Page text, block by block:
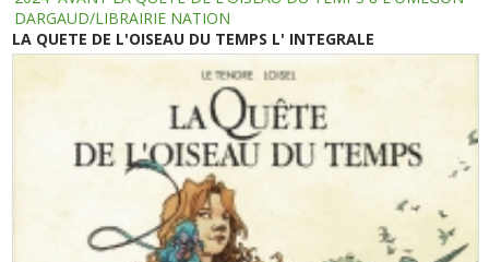
DARGAUD/LIBRAIRIE NATION
LA QUETE DE L'OISEAU DU TEMPS L' INTEGRALE